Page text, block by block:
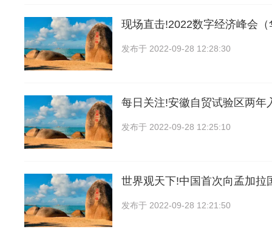
现场直击!2022数字经济峰会
发布于 2022-09-28 12:28:30
每日关注!安徽自贸试验区两年
发布于 2022-09-28 12:25:10
世界观天下!中国首次向孟加拉
发布于 2022-09-28 12:21:50